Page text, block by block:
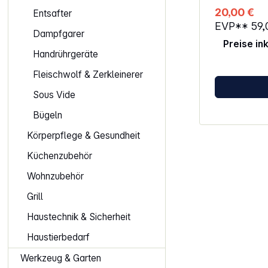
Entsafter
Dampfgarer
Handrührgeräte
Fleischwolf & Zerkleinerer
Sous Vide
Bügeln
Körperpflege & Gesundheit
Küchenzubehör
Wohnzubehör
Grill
Haustechnik & Sicherheit
Haustierbedarf
Werkzeug & Garten
in verschiedenen
graue
geeignet Behälter und Klinge
Schneebesen Kunststoffaufsatz in der
Farbe des
20,00 €
EVP**
Preise